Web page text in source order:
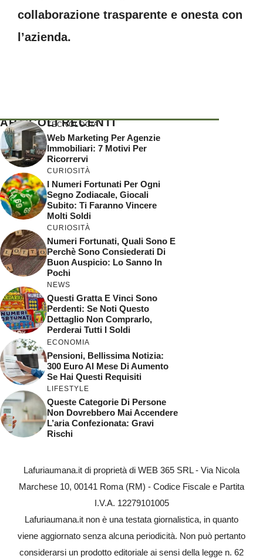
collaborazione trasparente e onesta con
l’azienda.
ARTICOLI RECENTI
TECNOLOGIA
Web Marketing Per Agenzie
Immobiliari: 7 Motivi Per
Ricorrervi
CURIOSITÀ
I Numeri Fortunati Per Ogni
Segno Zodiacale, Giocali
Subito: Ti Faranno Vincere
Molti Soldi
CURIOSITÀ
Numeri Fortunati, Quali Sono E
Perchè Sono Consiederati Di
Buon Auspicio: Lo Sanno In
Pochi
NEWS
Questi Gratta E Vinci Sono
Perdenti: Se Noti Questo
Dettaglio Non Comprarlo,
Perderai Tutti I Soldi
ECONOMIA
Pensioni, Bellissima Notizia:
300 Euro Al Mese Di Aumento
Se Hai Questi Requisiti
LIFESTYLE
Queste Categorie Di Persone
Non Dovrebbero Mai Accendere
L’aria Confezionata: Gravi
Rischi
Lafuriaumana.it di proprietà di WEB 365 SRL - Via Nicola
Marchese 10, 00141 Roma (RM) - Codice Fiscale e Partita
I.V.A. 12279101005
Lafuriaumana.it non è una testata giornalistica, in quanto
viene aggiornato senza alcuna periodicità. Non può pertanto
considerarsi un prodotto editoriale ai sensi della legge n. 62